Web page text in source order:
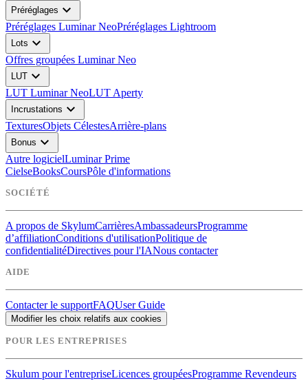
Préréglages expand_more
Préréglages Luminar NeoPréréglages Lightroom
Lots expand_more
Offres groupées Luminar Neo
LUT expand_more
LUT Luminar NeoLUT Aperty
Incrustations expand_more
TexturesObjets CélestesArrière-plans
Bonus expand_more
Autre logicielLuminar Prime
CielseBooksCoursPôle d'informations
SOCIÉTÉ
A propos de SkylumCarrièresAmbassadeursProgramme
d’affiliationConditions d'utilisationPolitique de
confidentialitéDirectives pour l'IANous contacter
AIDE
Contacter le supportFAQUser Guide
Modifier les choix relatifs aux cookies
POUR LES ENTREPRISES
Skulum pour l'entrepriseLicences groupéesProgramme Revendeurs